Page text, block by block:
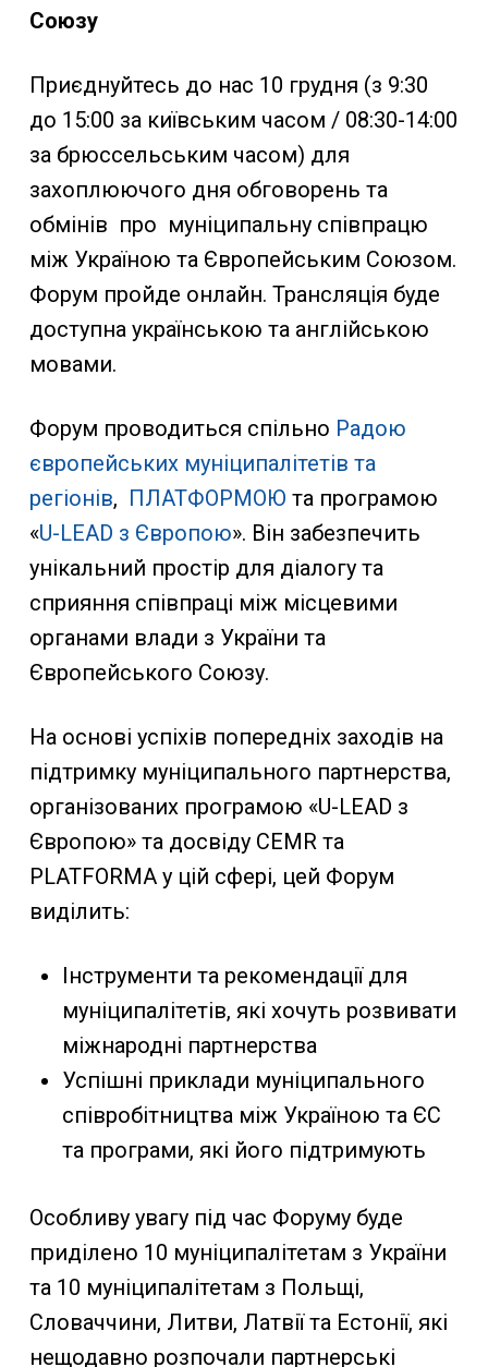
Союзу
Приєднуйтесь до нас 10 грудня (з 9:30
до 15:00 за київським часом / 08:30-14:00
за брюссельським часом) для
захоплюючого дня обговорень та
обмінів про муніципальну співпрацю
між Україною та Європейським Союзом.
Форум пройде онлайн. Трансляція буде
доступна українською та англійською
мовами.
Форум проводиться спільно Радою
європейських муніципалітетів та
регіонів, ПЛАТФОРМОЮ та програмою
«U-LEAD з Європою». Він забезпечить
унікальний простір для діалогу та
сприяння співпраці між місцевими
органами влади з України та
Європейського Союзу.
На основі успіхів попередніх заходів на
підтримку муніципального партнерства,
організованих програмою «U-LEAD з
Європою» та досвіду CEMR та
PLATFORMA у цій сфері, цей Форум
виділить:
Інструменти та рекомендації для
муніципалітетів, які хочуть розвивати
міжнароднi партнерствa
Успішні приклади муніципального
співробітництва між Україною та ЄС
та програми, які його підтримують
Особливу увагу під час Форуму буде
приділено 10 муніципалітетам з України
та 10 муніципалітетам з Польщі,
Словаччини, Литви, Латвії та Естонії, які
нещодавно розпочали партнерські